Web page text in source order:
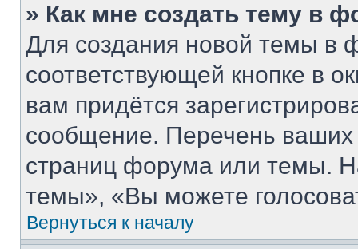
» Как мне создать тему в
Для создания новой темы в
соответствующей кнопке в
вам придётся
сообщение. Перечень ваших
страниц форума или темы.
темы», «Вы можете
Вернуться к началу